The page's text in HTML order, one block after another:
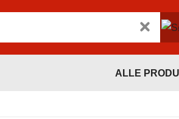
ALLE